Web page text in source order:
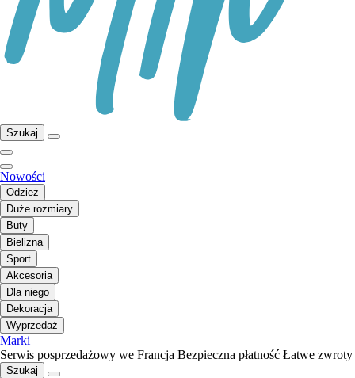
Szukaj
Nowości
Odzież
Duże rozmiary
Buty
Bielizna
Sport
Akcesoria
Dla niego
Dekoracja
Wyprzedaż
Marki
Serwis posprzedażowy we Francja Bezpieczna płatność Łatwe zwroty
Szukaj